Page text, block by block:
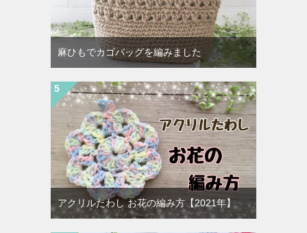
麻ひもでカゴバッグを編みました
アクリルたわし お花の編み方【2021年】